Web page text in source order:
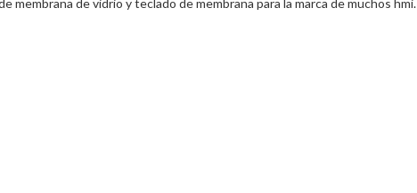
membrana de vidrio y teclado de membrana para la marca de muchos hmi.